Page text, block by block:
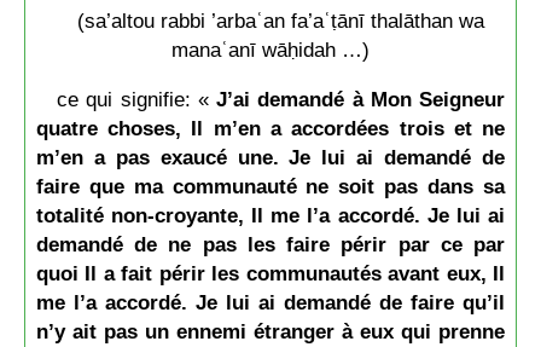
(sa’altou rabbi ’arbaʿan fa’aʿṭānī thalāthan wa
manaʿanī wāḥidah …)
ce qui signifie: «J’ai demandé à Mon Seigneur
quatre choses, Il m’en a accordées trois et ne
m’en a pas exaucé une. Je lui ai demandé de
faire que ma communauté ne soit pas dans sa
totalité non-croyante, Il me l’a accordé. Je lui ai
demandé de ne pas les faire périr par ce par
quoi Il a fait périr les communautés avant eux, Il
me l’a accordé. Je lui ai demandé de faire qu’il
n’y ait pas un ennemi étranger à eux qui prenne